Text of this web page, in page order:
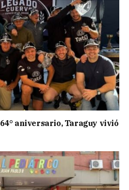
aniversario, Taraguy vivió